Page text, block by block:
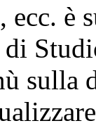
ecc. è
sulla